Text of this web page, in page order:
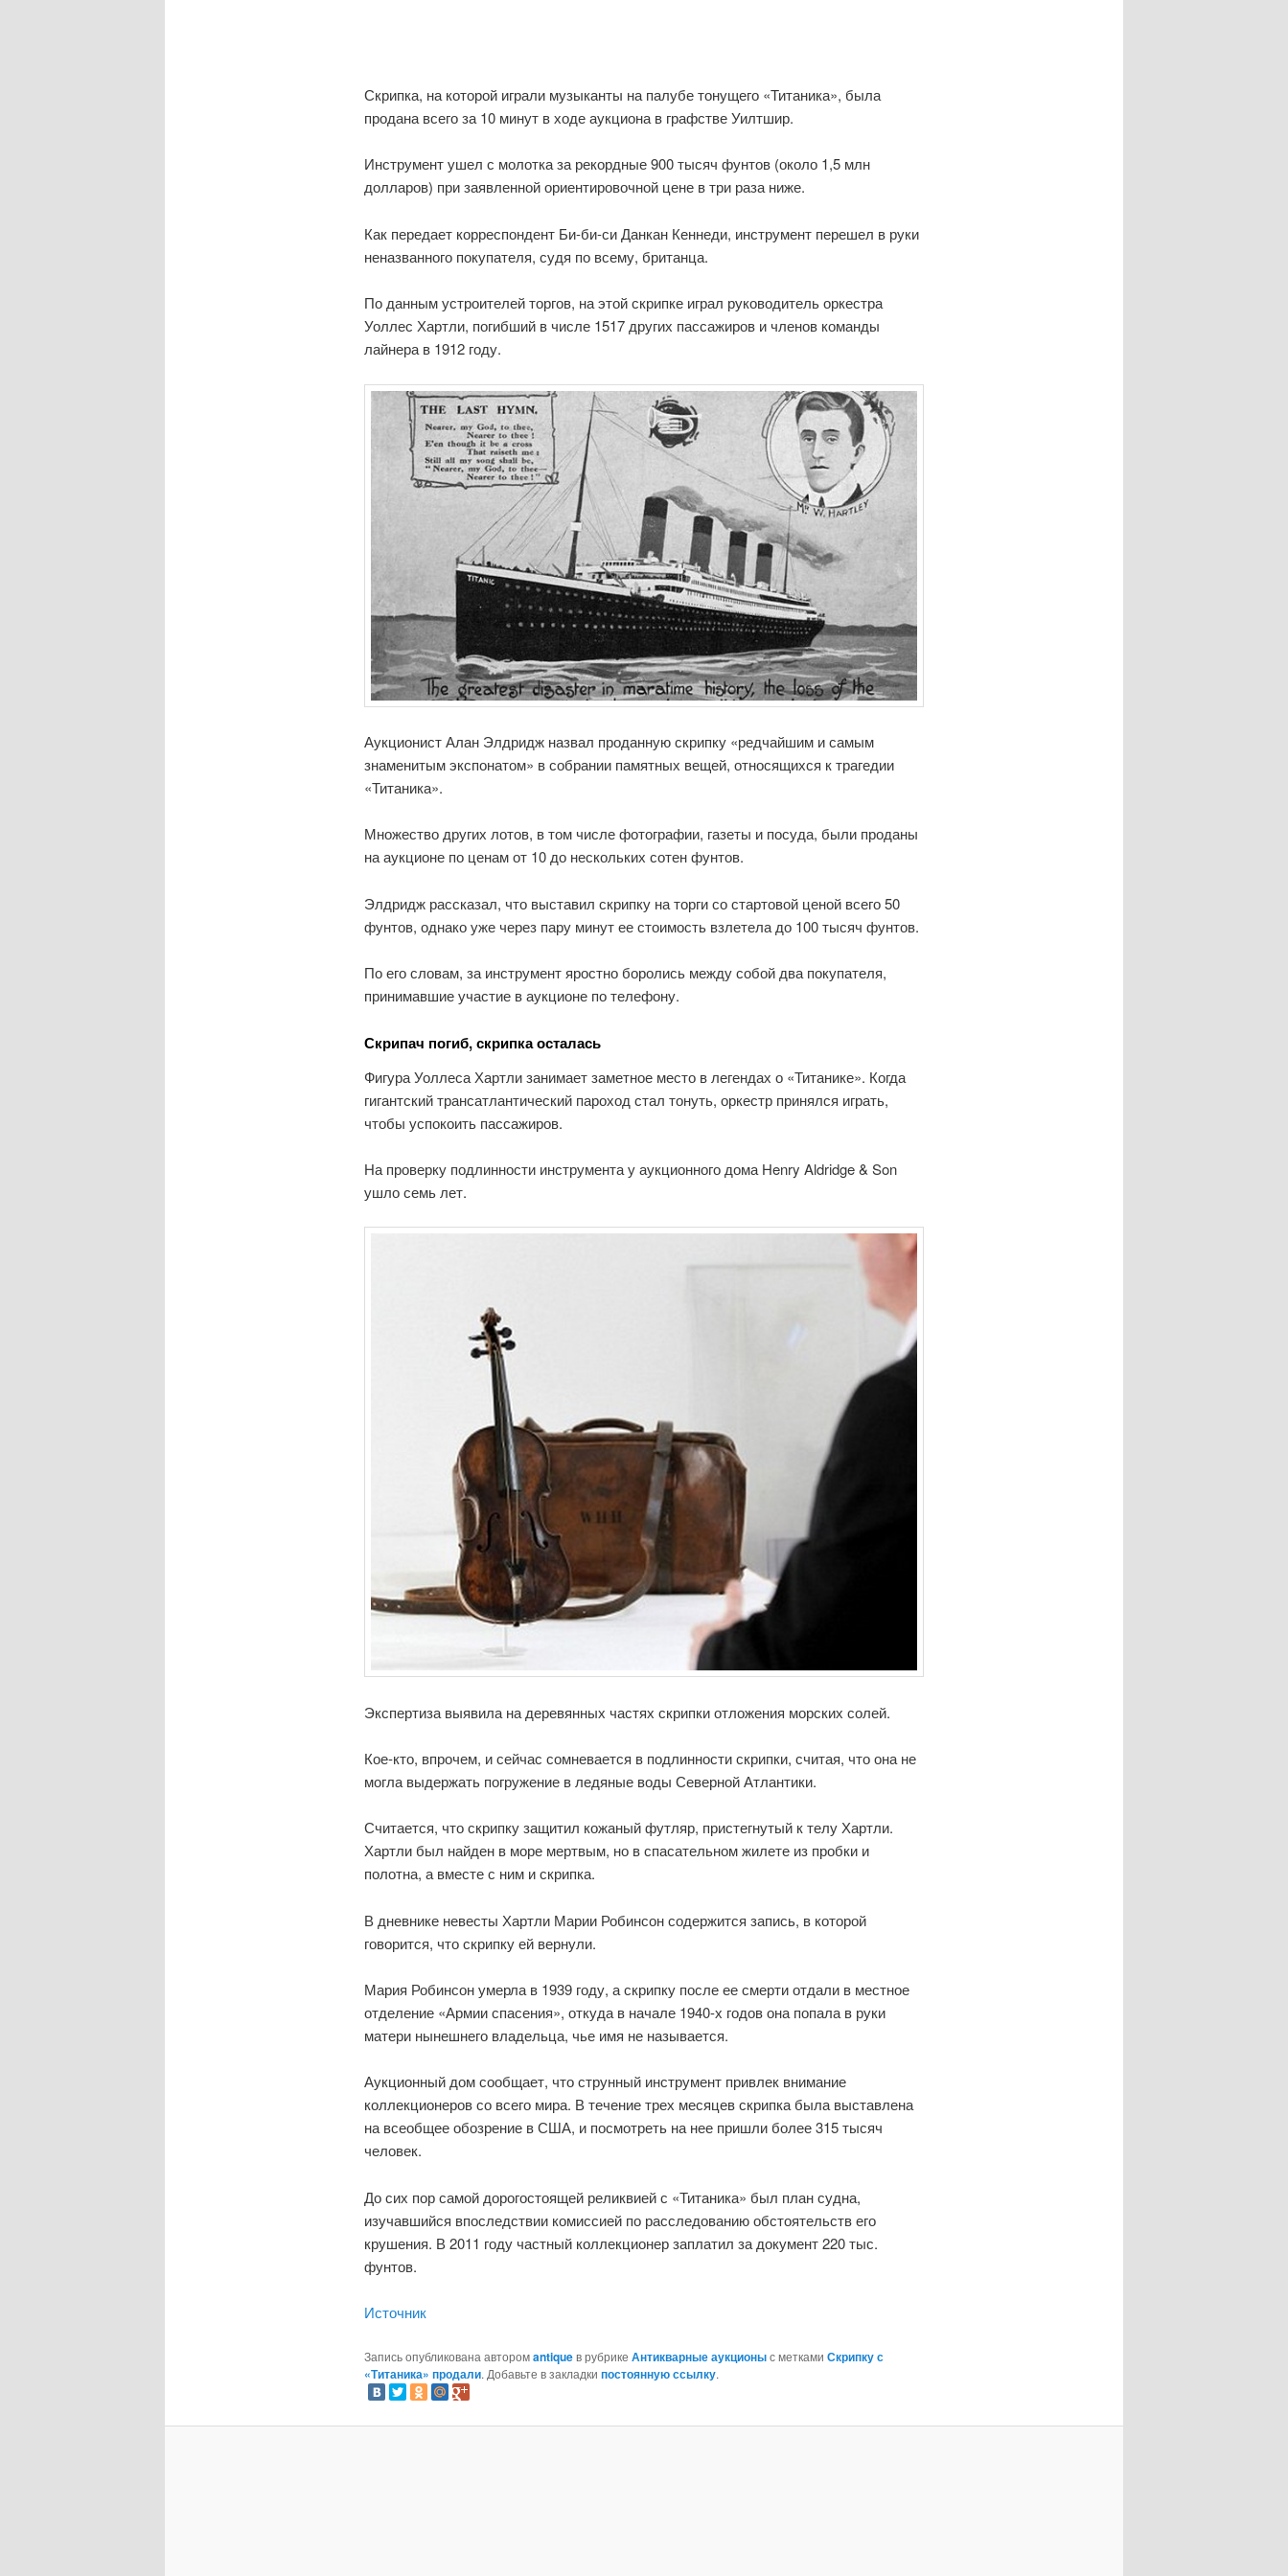
Скрипка, на которой играли музыканты на палубе тонущего «Титаника», была
продана всего за 10 минут в ходе аукциона в графстве Уилтшир.
Инструмент ушел с молотка за рекордные 900 тысяч фунтов (около 1,5 млн
долларов) при заявленной ориентировочной цене в три раза ниже.
Как передает корреспондент Би-би-си Данкан Кеннеди, инструмент перешел в руки
неназванного покупателя, судя по всему, британца.
По данным устроителей торгов, на этой скрипке играл руководитель оркестра
Уоллес Хартли, погибший в числе 1517 других пассажиров и членов команды
лайнера в 1912 году.
Аукционист Алан Элдридж назвал проданную скрипку «редчайшим и самым
знаменитым экспонатом» в собрании памятных вещей, относящихся к трагедии
«Титаника».
Множество других лотов, в том числе фотографии, газеты и посуда, были проданы
на аукционе по ценам от 10 до нескольких сотен фунтов.
Элдридж рассказал, что выставил скрипку на торги со стартовой ценой всего 50
фунтов, однако уже через пару минут ее стоимость взлетела до 100 тысяч фунтов.
По его словам, за инструмент яростно боролись между собой два покупателя,
принимавшие участие в аукционе по телефону.
Скрипач погиб, скрипка осталась
Фигура Уоллеса Хартли занимает заметное место в легендах о «Титанике». Когда
гигантский трансатлантический пароход стал тонуть, оркестр принялся играть,
чтобы успокоить пассажиров.
На проверку подлинности инструмента у аукционного дома Henry Aldridge & Son
ушло семь лет.
Экспертиза выявила на деревянных частях скрипки отложения морских солей.
Кое-кто, впрочем, и сейчас сомневается в подлинности скрипки, считая, что она не
могла выдержать погружение в ледяные воды Северной Атлантики.
Считается, что скрипку защитил кожаный футляр, пристегнутый к телу Хартли.
Хартли был найден в море мертвым, но в спасательном жилете из пробки и
полотна, а вместе с ним и скрипка.
В дневнике невесты Хартли Марии Робинсон содержится запись, в которой
говорится, что скрипку ей вернули.
Мария Робинсон умерла в 1939 году, а скрипку после ее смерти отдали в местное
отделение «Армии спасения», откуда в начале 1940-х годов она попала в руки
матери нынешнего владельца, чье имя не называется.
Аукционный дом сообщает, что струнный инструмент привлек внимание
коллекционеров со всего мира. В течение трех месяцев скрипка была выставлена
на всеобщее обозрение в США, и посмотреть на нее пришли более 315 тысяч
человек.
До сих пор самой дорогостоящей реликвией с «Титаника» был план судна,
изучавшийся впоследствии комиссией по расследованию обстоятельств его
крушения. В 2011 году частный коллекционер заплатил за документ 220 тыс.
фунтов.
Источник
Запись опубликована авторомantiqueв рубрике Антикварные аукционыс метками Скрипку с
«Титаника» продали. Добавьте в закладки постоянную ссылку.